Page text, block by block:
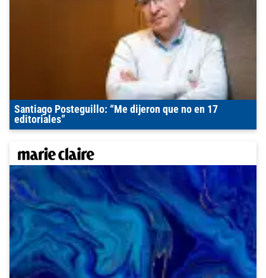
Santiago Posteguillo: “Me dijeron que no en 17
editoriales”